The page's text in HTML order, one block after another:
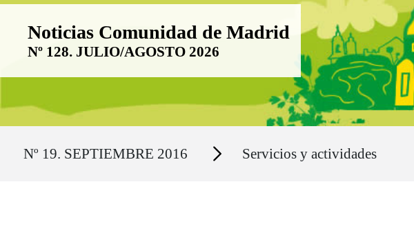
Boletín Noticias Comunidad de Madrid
Noticias Comunidad de Madrid
Nº 128. JULIO/AGOSTO 2026
Nº 19. SEPTIEMBRE 2016 Secciones Servicios y actividades